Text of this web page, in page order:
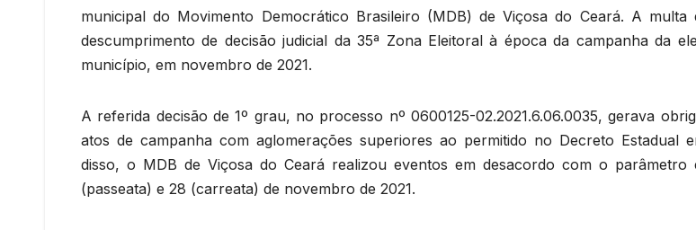
municipal do Movimento Democrático Brasileiro (MDB) de Viçosa do Ceará. A multa
descumprimento de decisão judicial da 35ª Zona Eleitoral à época da campanha da
município, em novembro de 2021.
A referida decisão de 1º grau, no processo nº 0600125-02.2021.6.06.0035, gerava
atos de campanha com aglomerações superiores ao permitido no Decreto Estadual
disso, o MDB de Viçosa do Ceará realizou eventos em desacordo com o parâmetro
(passeata) e 28 (carreata) de novembro de 2021.